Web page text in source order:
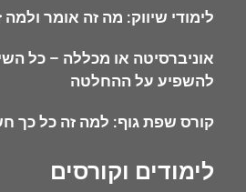
לימודים וקורסים
לימודי שיווק: מה זה אומר
אוניברסיטה או מכללה – כל
להשפיע על ההחלטה
קורס שפת גוף: למה זה כל כך